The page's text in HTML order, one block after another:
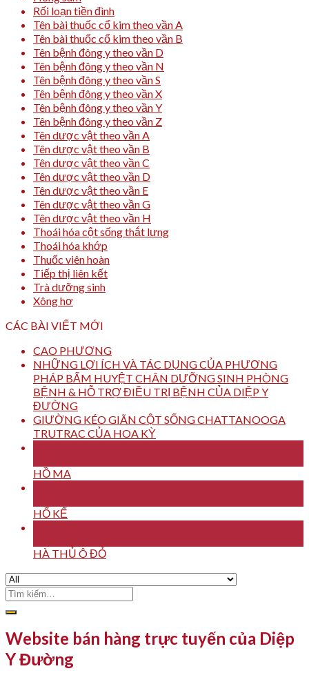
Rối loạn tiền đình
Tên bài thuốc cổ kim theo vần A
Tên bài thuốc cổ kim theo vần B
Tên bệnh đông y theo vần D
Tên bệnh đông y theo vần N
Tên bệnh đông y theo vần S
Tên bệnh đông y theo vần X
Tên bệnh đông y theo vần Y
Tên bệnh đông y theo vần Z
Tên dược vật theo vần A
Tên dược vật theo vần B
Tên dược vật theo vần C
Tên dược vật theo vần D
Tên dược vật theo vần E
Tên dược vật theo vần G
Tên dược vật theo vần H
Thoái hóa cột sống thắt lưng
Thoái hóa khớp
Thuốc viên hoàn
Tiếp thị liên kết
Trà dưỡng sinh
Xông hơ
CÁC BÀI VIẾT MỚI
CAO PHƯƠNG
NHỮNG LỢI ÍCH VÀ TÁC DỤNG CỦA PHƯƠNG
PHÁP BẤM HUYỆT CHÂN DƯỠNG SINH PHÒNG
BỆNH & HỖ TRỢ ĐIỀU TRỊ BỆNH CỦA DIỆP Y
ĐƯỜNG
GIƯỜNG KÉO GIÃN CỘT SỐNG CHATTANOOGA
TRUTRAC CỦA HOA KỲ
HỒ MA
HỔ KẾ
HÀ THỦ Ô ĐỎ
Tìm
kiếm:
Website bán hàng trực tuyến của Diệp
Y Đường